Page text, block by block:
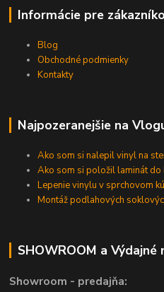
Informácie pre
Blog
Obchodné podmienky
Kontakty
Najpozeranejšie na
Ako som si nalepil vinyl na
Ako som si položil laminát do
Lepenie vinylu v sprchovom
Montáž podlahových
SHOWROOM a Výdajné
Showroom - predajňa: